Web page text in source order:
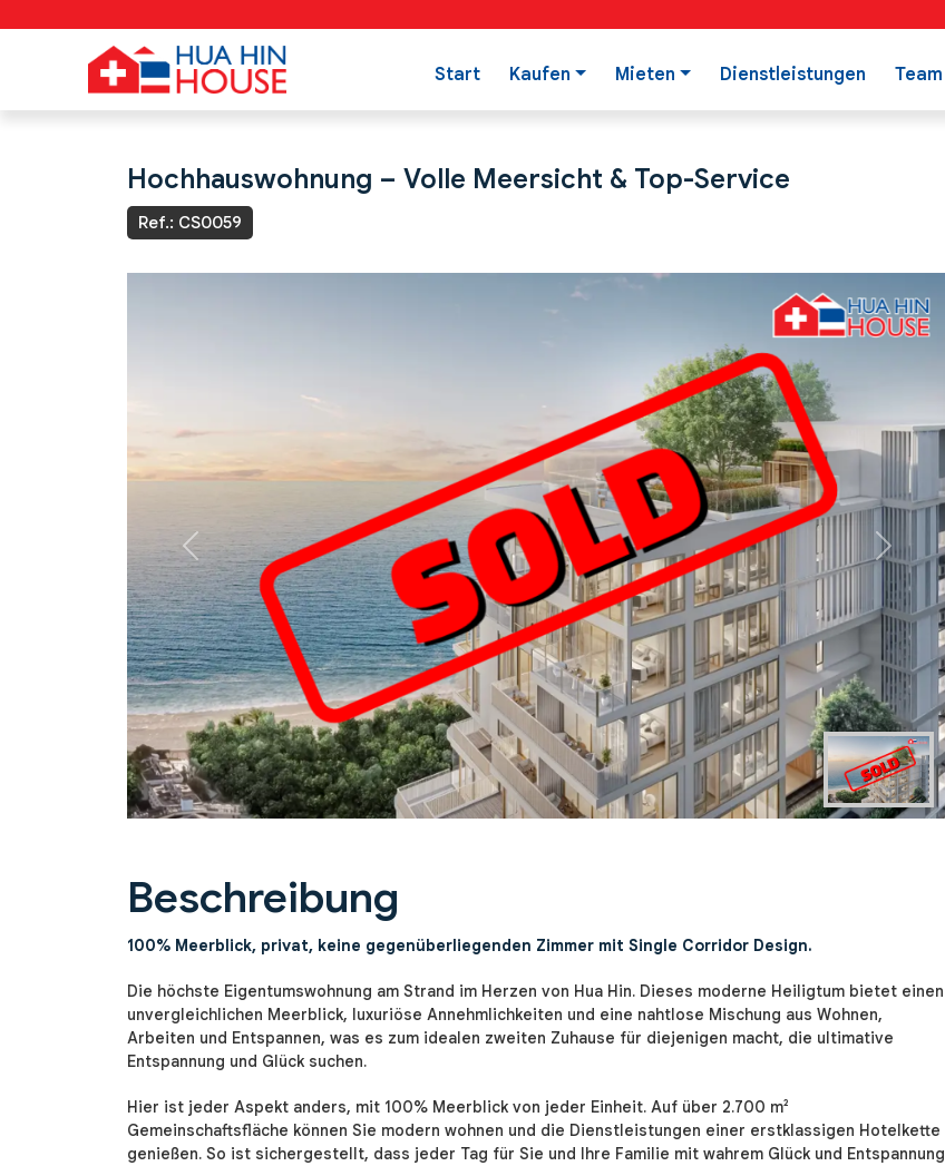
Start Kaufen Mieten Dienstleistungen Team
Hochhauswohnung – Volle Meersicht & Top-Service
Ref.: CS0059
Previous Next
Beschreibung
100% Meerblick, privat, keine gegenüberliegenden Zimmer mit Single Corridor Design.
Die höchste Eigentumswohnung am Strand im Herzen von Hua Hin. Dieses moderne Heiligtum bietet einen
unvergleichlichen Meerblick, luxuriöse Annehmlichkeiten und eine nahtlose Mischung aus Wohnen,
Arbeiten und Entspannen, was es zum idealen zweiten Zuhause für diejenigen macht, die ultimative
Entspannung und Glück suchen.
Hier ist jeder Aspekt anders, mit 100% Meerblick von jeder Einheit. Auf über 2.700 m²
Gemeinschaftsfläche können Sie modern wohnen und die Dienstleistungen einer erstklassigen Hotelkette
genießen. So ist sichergestellt, dass jeder Tag für Sie und Ihre Familie mit wahrem Glück und Entspannung